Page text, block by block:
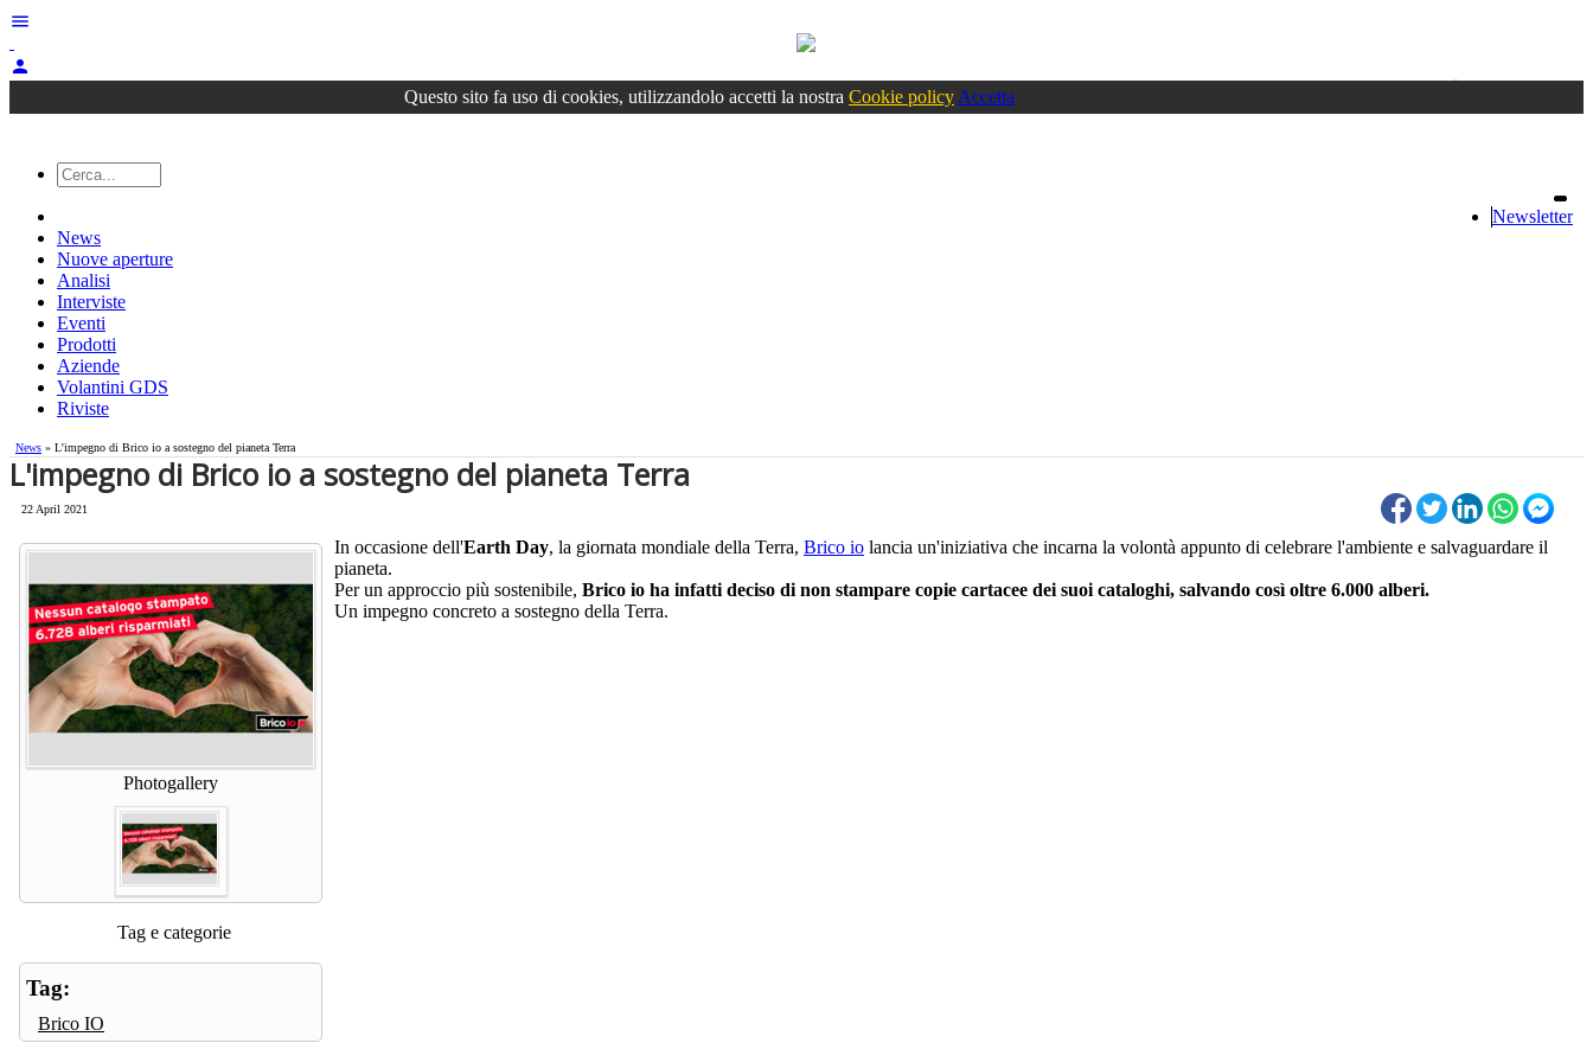
menu
person
Accedioppure registrati
Questo sito fa uso di cookies, utilizzandolo accetti la nostra Cookie policy Accetta
Newsletter
News
Nuove aperture
Analisi
Interviste
Eventi
Prodotti
Aziende
Volantini GDS
Riviste
News » L'impegno di Brico io a sostegno del pianeta Terra
L'impegno di Brico io a sostegno del pianeta Terra
22 April 2021
Photogallery
Tag e categorie
Tag:
Brico IO
In occasione dell'Earth Day, la giornata mondiale della Terra, Brico io lancia un'iniziativa che incarna la volontà appunto di celebrare l'ambiente e salvaguardare il
pianeta.
Per un approccio più sostenibile, Brico io ha infatti deciso di non stampare copie cartacee dei suoi cataloghi, salvando così oltre 6.000 alberi.
Un impegno concreto a sostegno della Terra.